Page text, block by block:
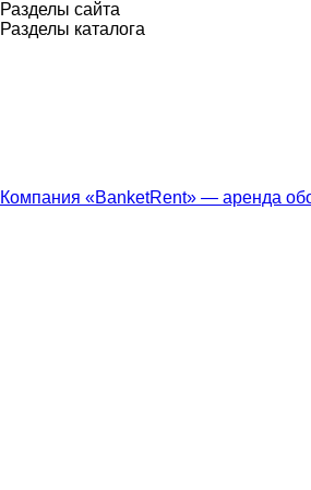
Разделы сайта
Разделы каталога
Компания «BanketRent» — аренда